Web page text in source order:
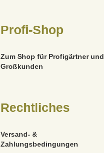
Profi-Shop
Zum Shop für Profigärtner und
Großkunden
Rechtliches
Versand- &
Zahlungsbedingungen